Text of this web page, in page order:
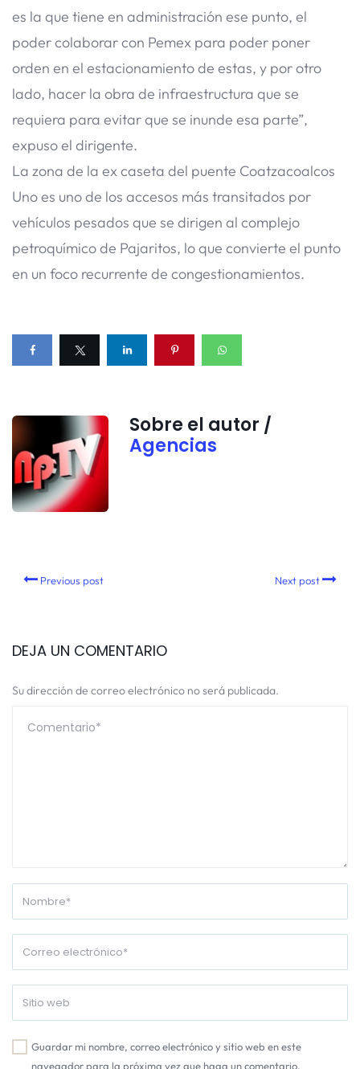
es la que tiene en administración ese punto, el
poder colaborar con Pemex para poder poner
orden en el estacionamiento de estas, y por otro
lado, hacer la obra de infraestructura que se
requiera para evitar que se inunde esa parte”,
expuso el dirigente.
La zona de la ex caseta del puente Coatzacoalcos
Uno es uno de los accesos más transitados por
vehículos pesados que se dirigen al complejo
petroquímico de Pajaritos, lo que convierte el punto
en un foco recurrente de congestionamientos.
Sobre el autor /
Agencias
Previous post Next post
DEJA UN COMENTARIO
Su dirección de correo electrónico no será publicada.
Guardar mi nombre, correo electrónico y sitio web en este
navegador para la próxima vez que haga un comentario.